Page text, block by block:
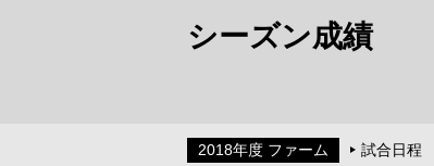
シーズン成績
2018年度 ファーム 試合日程